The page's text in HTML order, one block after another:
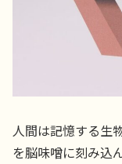
人間は記憶する生
を脳味噌に刻み込